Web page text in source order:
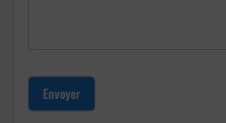
Envoyer